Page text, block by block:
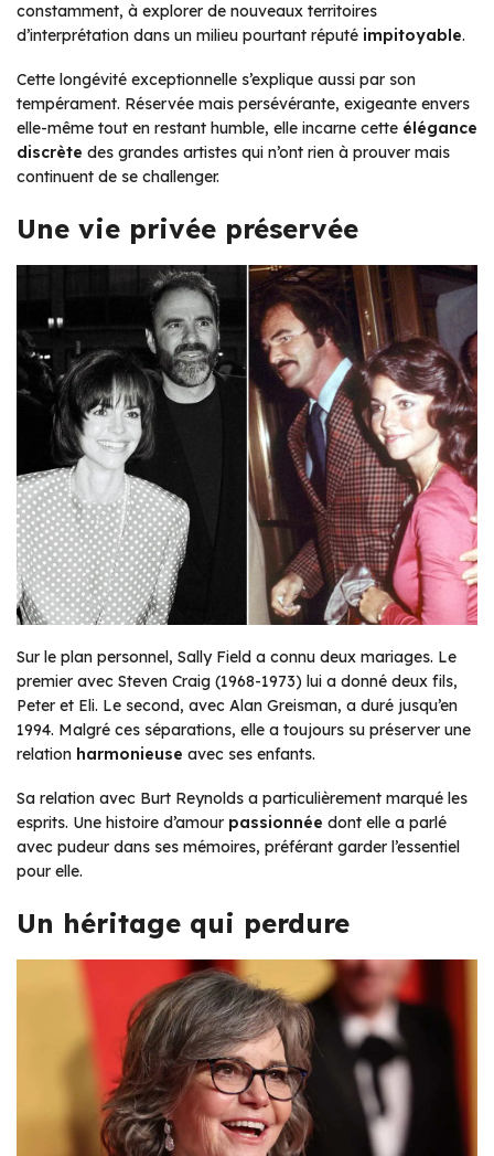
constamment, à explorer de nouveaux territoires
d’interprétation dans un milieu pourtant réputé impitoyable.
Cette longévité exceptionnelle s’explique aussi par son
tempérament. Réservée mais persévérante, exigeante envers
elle-même tout en restant humble, elle incarne cette élégance
discrète des grandes artistes qui n’ont rien à prouver mais
continuent de se challenger.
Une vie privée préservée
Sur le plan personnel, Sally Field a connu deux mariages. Le
premier avec Steven Craig (1968-1973) lui a donné deux fils,
Peter et Eli. Le second, avec Alan Greisman, a duré jusqu’en
1994. Malgré ces séparations, elle a toujours su préserver une
relation harmonieuse avec ses enfants.
Sa relation avec Burt Reynolds a particulièrement marqué les
esprits. Une histoire d’amour passionnée dont elle a parlé
avec pudeur dans ses mémoires, préférant garder l’essentiel
pour elle.
Un héritage qui perdure